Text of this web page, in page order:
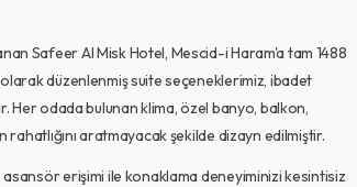
Safeer Al Misk Hotel, Mescid-i Haram'a tam 1488
düzenlenmiş suite seçeneklerimiz, ibadet
Her odada bulunan klima, özel banyo, balkon,
aratmayacak şekilde dizayn edilmiştir.
erişimi ile konaklama deneyiminizi kesintisiz